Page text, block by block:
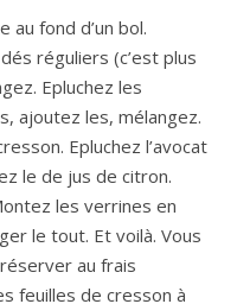
au fond d’un bol.
réguliers (c’est plus
Epluchez les
ajoutez les, mélangez.
Epluchez l’avocat
le de jus de citron.
les verrines en
le tout. Et voilà. Vous
au frais
feuilles de cresson à